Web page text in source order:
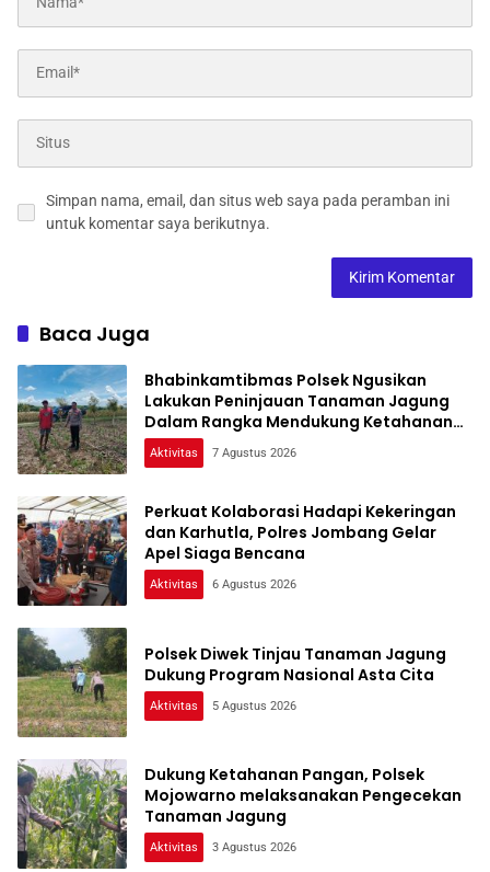
Simpan nama, email, dan situs web saya pada peramban ini
untuk komentar saya berikutnya.
Baca Juga
Bhabinkamtibmas Polsek Ngusikan
Lakukan Peninjauan Tanaman Jagung
Dalam Rangka Mendukung Ketahanan
Pangan
Aktivitas 7 Agustus 2026
Perkuat Kolaborasi Hadapi Kekeringan
dan Karhutla, Polres Jombang Gelar
Apel Siaga Bencana
Aktivitas 6 Agustus 2026
Polsek Diwek Tinjau Tanaman Jagung
Dukung Program Nasional Asta Cita
Aktivitas 5 Agustus 2026
Dukung Ketahanan Pangan, Polsek
Mojowarno melaksanakan Pengecekan
Tanaman Jagung
Aktivitas 3 Agustus 2026